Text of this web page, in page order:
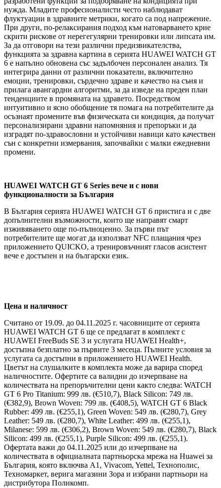
нужда. Младите професионалисти често наблюдават
флуктуации в здравните метрики, когато са под напрежение.
При други, по-релаксирания подход към натоварването крие
скрити рискове от нерегегулярни тренировки или липсата им.
За да отговори на тези различни предизвикателства,
функцията за здравна картина в серията HUAWEI WATCH GT
6 е напълно обновена със задълбочен персонален анализ. Тя
интегрира данни от различни показатели, включително
емоции, тренировки, сърдечно здраве и качество на съня и
прилага авангардни алгоритми, за да изведе на преден план
тенденциите в промяната на здравето. Посредством
интуитивно и ясно обобщение тя помага на потребителите да
осъзнаят промените във физическата си кондиция, да получат
персонализирани здравни напомняния и препоръки и да
изградят по-здравословни и устойчиви навици като качествен
сън с конкретни измервания, започвайки с малки ежедневни
промени.
HUAWEI WATCH GT 6 Series вече и с нови
функционалности за България
В България серията HUAWEI WATCH GT 6 пристига и с две
допълнителни възможности, които ще направят смарт
изживяването още по-пълноценно. За първи път
потребителите ще могат да използват NFC плащания чрез
приложението QUICKO, а тренировъчният гласов асистент
вече е достъпен и на български език.
Цена и наличност
Считано от 19.09. до 04.11.2025 г. часовниците от серията
HUAWEI WATCH GT 6 ще се предлагат в комплект с
HUAWEI FreeBuds SE 3 и услугата HUAWEI Health+,
достъпна безплатно за първите 3 месеца. Пълните условия за
услугата са достъпни в приложението HUAWEI Health.
Цветът на слушалките в комплекта може да варира според
наличностите. Офертите са валидни до изчерпване на
количествата на препоръчителни цени както следва: WATCH
GT 6 Pro Titanium: 999 лв. (€510,7), Black Silicon: 749 лв.
(€382,9), Brown Woven: 799 лв. (€408,5), WATCH GT 6 Black
Rubber: 499 лв. (€255,1), Green Woven: 549 лв. (€280,7), Grey
Leather: 549 лв. (€280,7), White Leather: 499 лв. (€255,1),
Milanese: 599 лв. (€306,2), Brown Woven: 549 лв. (€280,7), Black
Silicon: 499 лв. (€255,1), Purple Silicon: 499 лв. (€255,1).
Офертата важи до 04.11.2025 или до изчерпване на
количествата в официалната партньорска мрежа на Huawei за
България, която включва A1, Vivacom, Yettel, Технополис,
Техномаркет, верига магазини Зора и избрани партньори на
дистрибутора Поликомп.